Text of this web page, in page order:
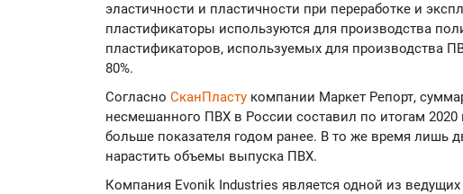
эластичности и пластичности при переработке и
пластификаторы используются для производства
пластификаторов, используемых для производства
80%.
Согласно СканПласту компании Маркет Репорт,
несмешанного ПВХ в России составил по итогам 2020
больше показателя годом ранее. В то же время лишь
нарастить объемы выпуска ПВХ.
Компания Evonik Industries является одной из